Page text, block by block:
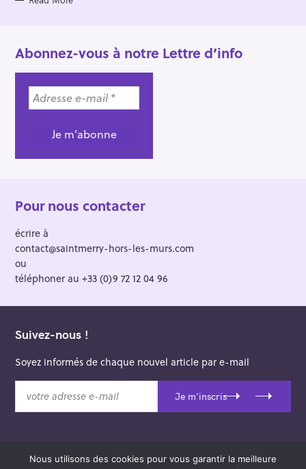
Abonnez-vous à notre Lettre d’info
Pour nous contacter
écrire à
contact@saintmerry-hors-les-murs.com
ou
téléphoner au +33 (0)9 72 12 04 96
Suivez-nous !
Soyez informés de chaque nouvel article par e-mail
t
Je m'inscris
Nous utilisons des cookies pour vous garantir la meilleure